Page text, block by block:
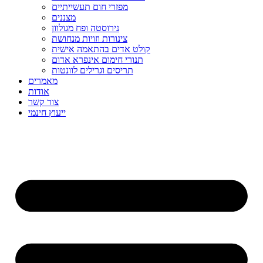
מפזרי חום תעשייתיים
מצננים
נירוסטה ופח מגולוון
צינורות וזויות מנחושת
קולט אדים בהתאמה אישית
תנורי חימום אינפרא אדום
תריסים וגרילים לוונטות
מאמרים
אודות
צור קשר
ייעוץ חינמי